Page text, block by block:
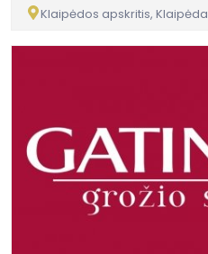
Klaipėdos apskritis, Klaipėda